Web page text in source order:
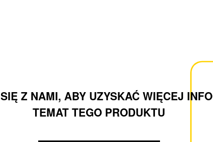
Z NAMI, ABY UZYSKAĆ WIĘCEJ
TEMAT TEGO PRODUKTU